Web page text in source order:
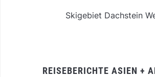
Skigebiet Dachstein
REISEBERICHTE ASIEN +